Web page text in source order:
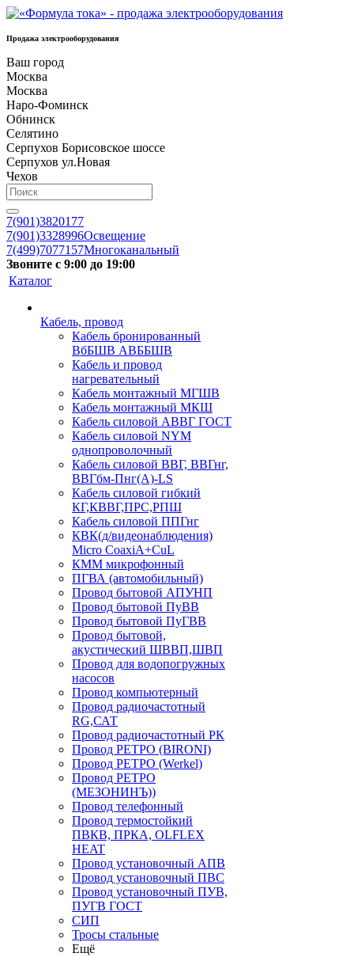
Продажа электрооборудования
Ваш город
Москва
Москва
Наро-Фоминск
Обнинск
Селятино
Серпухов Борисовское шоссе
Серпухов ул.Новая
Чехов
7(901)3820177
7(901)3328996Освещение
7(499)7077157Многоканальный
Звоните с 9:00 до 19:00
Каталог
Кабель, провод
Кабель бронированный
ВбБШВ АВББШВ
Кабель и провод
нагревательный
Кабель монтажный МГШВ
Кабель монтажный МКШ
Кабель силовой АВВГ ГОСТ
Кабель силовой NYM
однопроволочный
Кабель силовой ВВГ, ВВГнг,
ВВГбм-Пнг(А)-LS
Кабель силовой гибкий
КГ,КВВГ,ПРС,РПШ
Кабель силовой ППГнг
КВК(д/видеонаблюдения)
Micro CoaxiA+CuL
КММ микрофонный
ПГВА (автомобильный)
Провод бытовой АПУНП
Провод бытовой ПуВВ
Провод бытовой ПуГВВ
Провод бытовой,
акустический ШВВП,ШВП
Провод для водопогружных
насосов
Провод компьютерный
Провод радиочастотный
RG,САТ
Провод радиочастотный РК
Провод РЕТРО (BIRONI)
Провод РЕТРО (Werkel)
Провод РЕТРО
(МЕЗОНИНЪ))
Провод телефонный
Провод термостойкий
ПВКВ, ПРКА, OLFLEX
HEAT
Провод установочный АПВ
Провод установочный ПВС
Провод установочный ПУВ,
ПУГВ ГОСТ
СИП
Тросы стальные
Ещё